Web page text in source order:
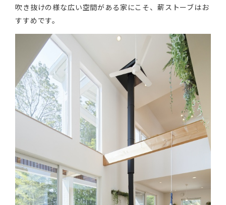
吹き抜けの様な広い空間がある家にこそ、薪ストーブはお
すすめです。